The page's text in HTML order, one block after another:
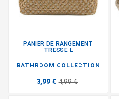
PANIER DE RANGEMENT
TRESSE L
BATHROOM COLLECTION
3,99 € 4,99 €